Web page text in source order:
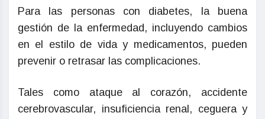
Para las personas con diabetes, la buena
gestión de la enfermedad, incluyendo cambios
en el estilo de vida y medicamentos, pueden
prevenir o retrasar las complicaciones.
Tales como ataque al corazón, accidente
cerebrovascular, insuficiencia renal, ceguera y